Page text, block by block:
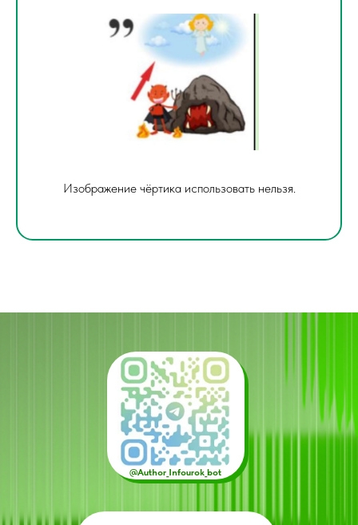
Изображение чёртика использовать нельзя.
@Author_Infourok_bot